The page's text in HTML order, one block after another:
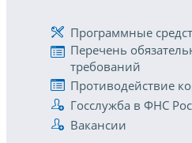
Программные
Перечень
требований
Противодействие
Госслужба в ФНС
Вакансии